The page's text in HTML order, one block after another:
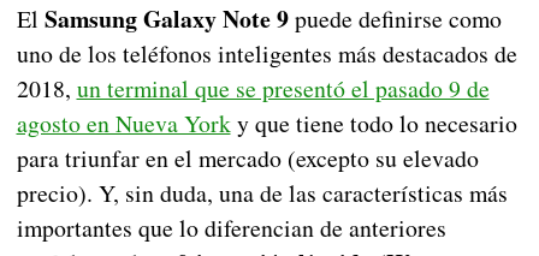
El Samsung Galaxy Note 9puede definirse como
uno de los teléfonos inteligentes más destacados de
2018, un terminal que se presentó el pasado 9 de
agosto en Nueva Yorky que tiene todo lo necesario
para triunfar en el mercado (excepto su elevado
precio). Y, sin duda, una de las características más
importantes que lo diferencian de anteriores